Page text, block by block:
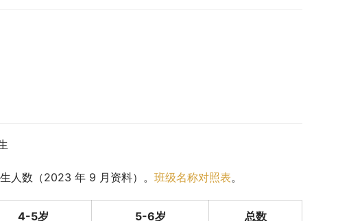
人数（2023 年 9 月资料）。 班级名称对照表。
4-5岁 5-6岁 总数